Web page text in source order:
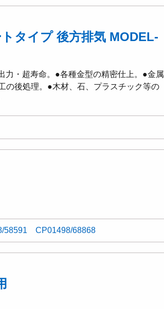
タイプ 後方排気 MODEL-
・超寿命。●各種金型の精密仕上。●金属
の後処理。●木材、石、プラスチック等の
58591 CP01498/68868